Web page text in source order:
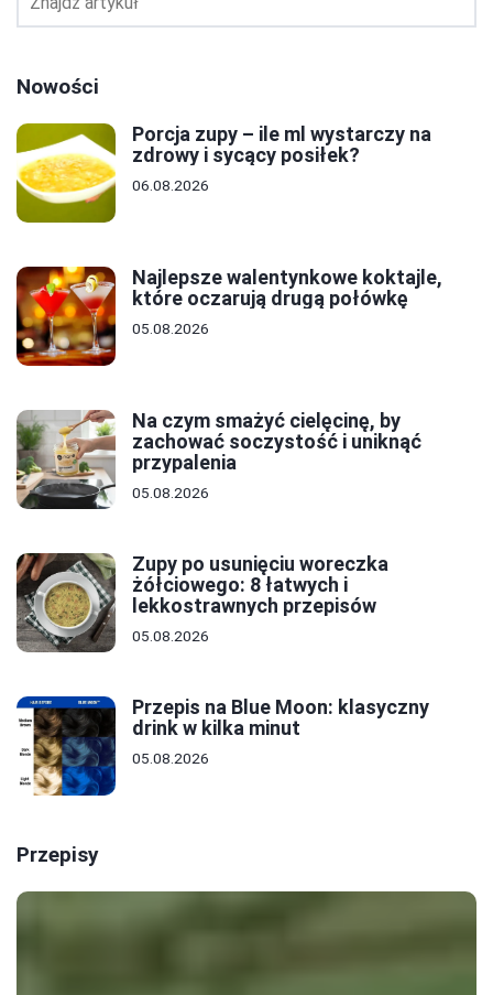
Nowości
Porcja zupy – ile ml wystarczy na
zdrowy i sycący posiłek?
06.08.2026
Najlepsze walentynkowe koktajle,
które oczarują drugą połówkę
05.08.2026
Na czym smażyć cielęcinę, by
zachować soczystość i uniknąć
przypalenia
05.08.2026
Zupy po usunięciu woreczka
żółciowego: 8 łatwych i
lekkostrawnych przepisów
05.08.2026
Przepis na Blue Moon: klasyczny
drink w kilka minut
05.08.2026
Przepisy